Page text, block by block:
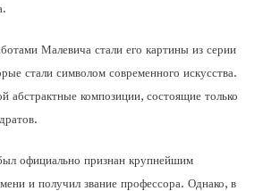
Малевича стали его картины из серии
стали символом современного искусства.
абстрактные композиции, состоящие только
официально признан крупнейшим
и получил звание профессора. Однако, в